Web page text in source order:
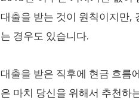
대출을 받는 것이 원칙이지만,
는 경우도 있습니다.
대출을 받은 직후에 현금 흐름
은 마치 당신을 위해서 추천하